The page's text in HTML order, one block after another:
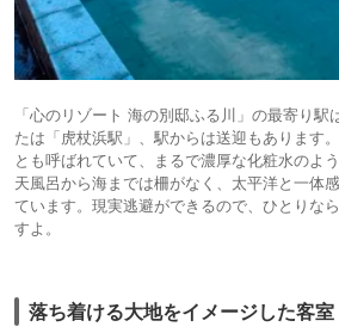
「心のリゾート 海の別邸ふる川」の最寄り駅
たは「虎杖浜駅」、駅からは送迎もあります
とも呼ばれていて、まるで濃厚な化粧水のよ
天風呂から海までは柵がなく、太平洋と一体
ています。現実逃避ができるので、ひとりな
すよ。
落ち着ける大地をイメージした客室